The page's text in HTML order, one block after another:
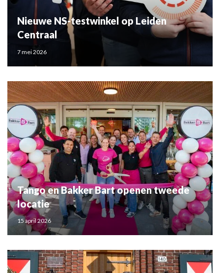
Nieuwe NS-testwinkel op Leiden
Centraal
7 mei 2026
Tango en Bakker Bart openen tweede
locatie
15 april 2026